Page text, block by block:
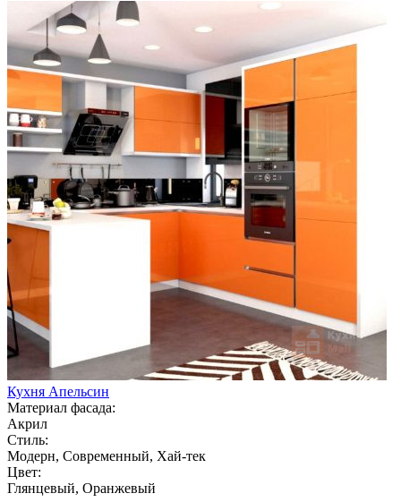
Кухня Апельсин
Материал фасада:
Акрил
Стиль:
Модерн, Современный, Хай-тек
Цвет:
Глянцевый, Оранжевый